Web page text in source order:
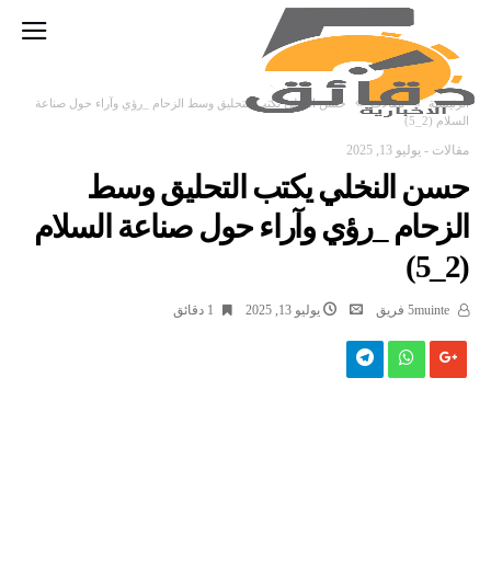
‫الرئيسية‬ مقالات
حسن النخلي يكتب التحليق وسط الزحام _رؤي وآراء حول صناعة
السلام (2_5)
مقالات - يوليو 13, 2025
حسن النخلي يكتب التحليق وسط
الزحام _رؤي وآراء حول صناعة السلام
(2_5)
يوليو 13, 2025 1 ‫دقائق‬